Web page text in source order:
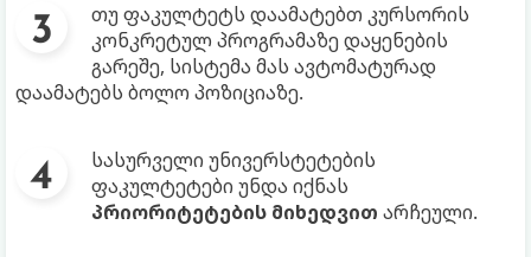
თუ ფაკულტეტს დაამატებთ კურსორის
კონკრეტულ პროგრამაზე დაყენების
გარეშე, სისტემა მას ავტომატურად
დაამატებს ბოლო პოზიციაზე.
სასურველი უნივერსტეტების
ფაკულტეტები უნდა იქნას
პრიორიტეტების მიხედვით არჩეული.